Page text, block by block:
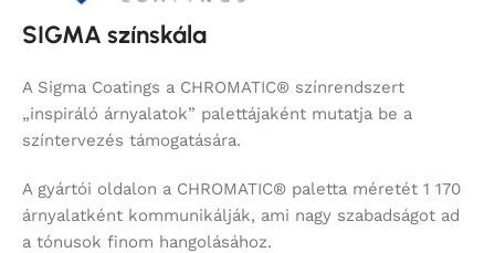
SIGMA színskála
A Sigma Coatings a CHROMATIC® színrendszert
„inspiráló árnyalatok” palettájaként mutatja be a
színtervezés támogatására.
A gyártói oldalon a CHROMATIC® paletta méretét 1 170
árnyalatként kommunikálják, ami nagy szabadságot ad
a tónusok finom hangolásához.